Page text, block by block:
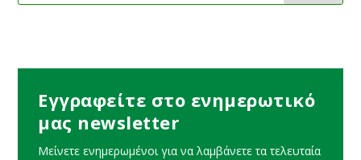
Εγγραφείτε στο ενημερωτικό
μας newsletter
Μείνετε ενημερωμένοι για να λαμβάνετε τα τελευταία